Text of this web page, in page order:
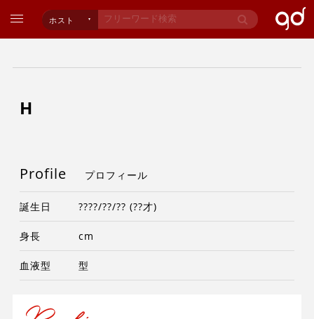
ホスト
H
Profile プロフィール
誕生日 ????/??/?? (??才)
身長 cm
血液型 型